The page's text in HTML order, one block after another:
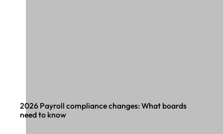
2026 Payroll compliance changes: What boards
need to know